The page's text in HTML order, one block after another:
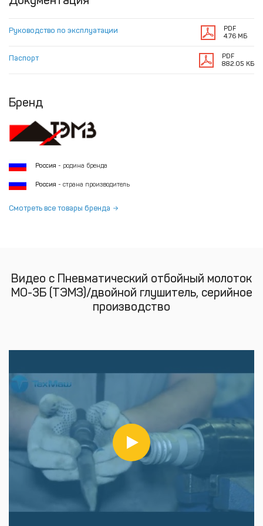
Руководство по эксплуатации
PDF
4.76 МБ
Паспорт
PDF
882.05 КБ
Бренд
Россия - родина бренда
Россия - страна производитель
Смотреть все товары бренда
Видео с Пневматический отбойный молоток
МО-3Б (ТЭМЗ)/двойной глушитель, серийное
производство